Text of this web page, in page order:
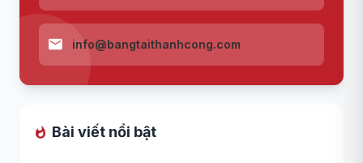
info@bangtaithanhcong.com
Bài viết nổi bật